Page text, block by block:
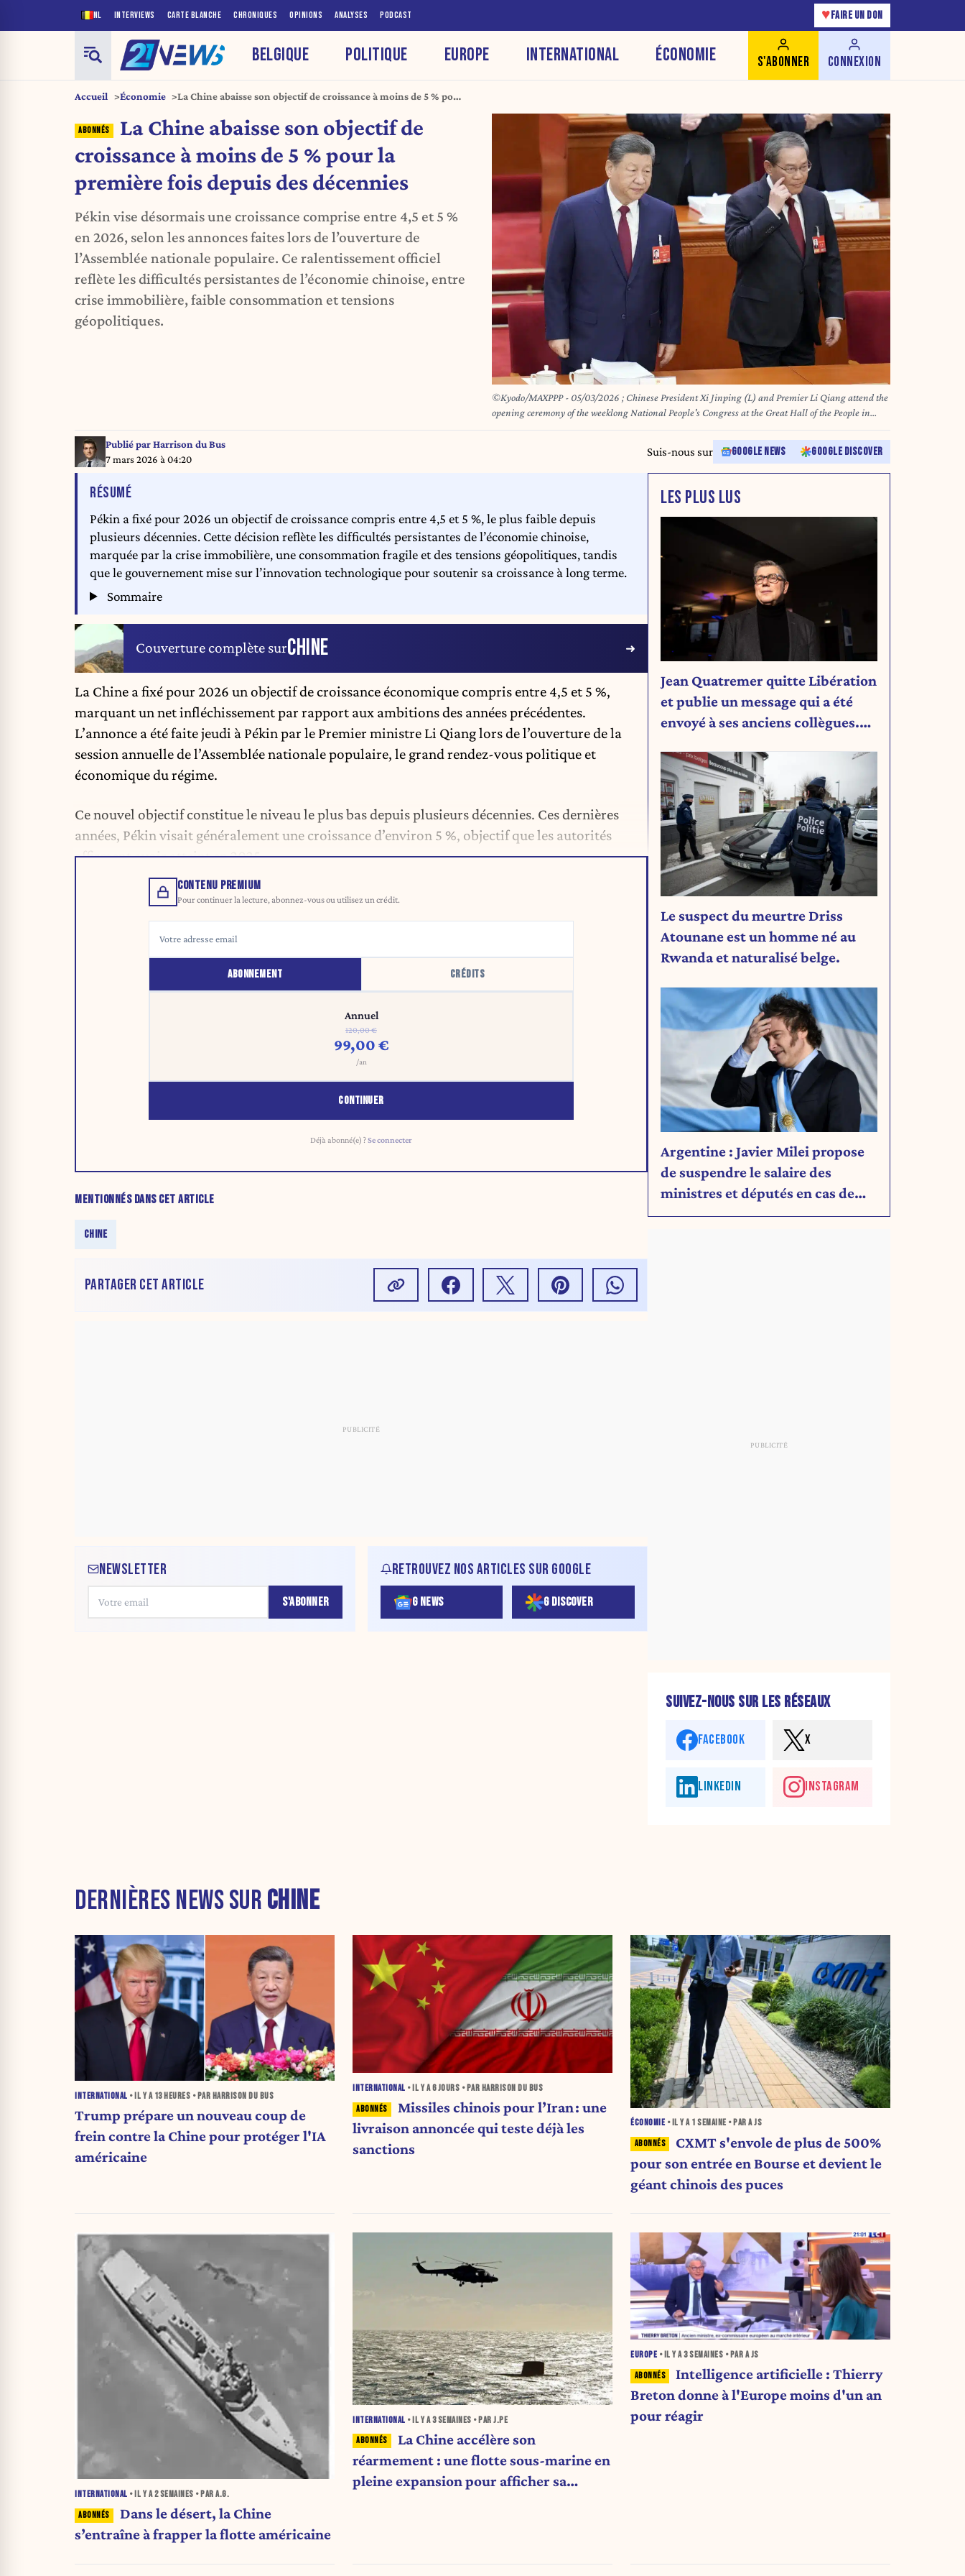
NL INTERVIEWS CARTE BLANCHE CHRONIQUES OPINIONS ANALYSES PODCAST ♥ FAIRE UN DON
BELGIQUE POLITIQUE EUROPE INTERNATIONAL ÉCONOMIE S'ABONNER CONNEXION
Accueil Économie
La Chine abaisse son objectif de croissance à moins de 5 % pour
La Chine abaisse son objectif de
croissance à moins de 5 % pour la
première fois depuis des décennies
Pékin vise désormais une croissance comprise entre 4,5 et 5 %
en 2026, selon les annonces faites lors de l’ouverture de
l’Assemblée nationale populaire. Ce ralentissement officiel
reflète les difficultés persistantes de l’économie chinoise, entre
crise immobilière, faible consommation et tensions
géopolitiques.
©Kyodo/MAXPPP - 05/03/2026 ; Chinese President Xi Jinping (L) and Premier Li Qiang attend the
opening ceremony of the weeklong National People's Congress at the Great Hall of the People in
Beijing on March 5, 2026. (Kyodo) ==Kyodo
Publié parHarrison du Bus
7 mars 2026 à 04:20
Suis-nous sur GOOGLE NEWS GOOGLE DISCOVER
RÉSUMÉDE L'ARTICLE
Pékin a fixé pour 2026 un objectif de croissance compris entre 4,5 et 5 %, le plus faible depuis
plusieurs décennies. Cette décision reflète les difficultés persistantes de l’économie chinoise,
marquée par la crise immobilière, une consommation fragile et des tensions géopolitiques, tandis
que le gouvernement mise sur l’innovation technologique pour soutenir sa croissance à long terme.
Sommaire
Couverture complète surCHINE
La Chine a fixé pour 2026 un objectif de croissance économique compris entre 4,5 et 5 %,
marquant un net infléchissement par rapport aux ambitions des années précédentes.
L’annonce a été faite jeudi à Pékin par le Premier ministre Li Qiang lors de l’ouverture de la
session annuelle de l’Assemblée nationale populaire, le grand rendez-vous politique et
économique du régime.
Ce nouvel objectif constitue le niveau le plus bas depuis plusieurs décennies. Ces dernières
années, Pékin visait généralement une croissance d’environ 5 %, objectif que les autorités
affirment avoir atteint en 2025.
CONTENU PREMIUM
Pour continuer la lecture, abonnez-vous ou utilisez un crédit.
ABONNEMENT CRÉDITS
Annuel
120,00 €
99,00 €
/an
CONTINUER
Déjà abonné(e) ?Se connecter
MENTIONNÉS DANS CET ARTICLE
CHINE
PARTAGER CET ARTICLE
NEWSLETTER
S'ABONNER
RETROUVEZ NOS ARTICLES SUR GOOGLE
G NEWS G DISCOVER
LES PLUS LUS
Jean Quatremer quitte Libération
et publie un message qui a été
envoyé à ses anciens collègues.
Le suspect du meurtre Driss
Atounane est un homme né au
Rwanda et naturalisé belge.
Argentine : Javier Milei propose
de suspendre le salaire des
ministres et députés en cas de
déficit budgétaire
SUIVEZ-NOUS SUR LES RÉSEAUX
FACEBOOK X
LINKEDIN INSTAGRAM
DERNIÈRES NEWS SUR CHINE
INTERNATIONAL • IL Y A 13 HEURES • PAR HARRISON DU BUS
Trump prépare un nouveau coup de
frein contre la Chine pour protéger l'IA
américaine
INTERNATIONAL • IL Y A6 JOURS • PAR HARRISON DU BUS
Missiles chinois pour l’Iran : une
livraison annoncée qui teste déjà les
sanctions
ÉCONOMIE • IL Y A 1 SEMAINE • PAR A JS
CXMT s'envole de plus de 500%
pour son entrée en Bourse et devient le
géant chinois des puces
INTERNATIONAL • IL Y A2 SEMAINES • PAR A.G.
Dans le désert, la Chine
s’entraîne à frapper la flotte américaine
INTERNATIONAL • IL Y A3 SEMAINES • PAR J.PE
La Chine accélère son
réarmement : une flotte sous-marine en
pleine expansion pour afficher sa
EUROPE • IL Y A3 SEMAINES • PAR A JS
Intelligence artificielle : Thierry
Breton donne à l'Europe moins d'un an
pour réagir